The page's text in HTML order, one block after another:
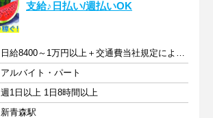
支給♪日払い/週払いOK
日給8400～1万円以上＋交通費当社規定により支給
アルバイト・パート
週1日以上 1日8時間以上
新青森駅